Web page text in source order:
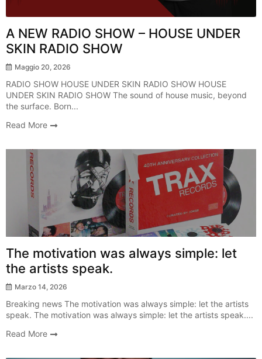
A NEW RADIO SHOW – HOUSE UNDER
SKIN RADIO SHOW
Maggio 20, 2026
RADIO SHOW HOUSE UNDER SKIN RADIO SHOW HOUSE
UNDER SKIN RADIO SHOW The sound of house music, beyond
the surface. Born...
Read More
Breaking News
The motivation was always simple: let
the artists speak.
Marzo 14, 2026
Breaking news The motivation was always simple: let the artists
speak. The motivation was always simple: let the artists speak....
Read More